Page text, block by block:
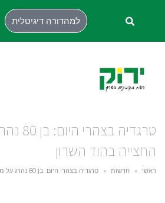
למהדורה דיגיטלית
טרגדיה
החצייה בהוד השרון
ראשי » חדשות » טרגדיה בצהרי היום: בן 80 נהרג על מעבר החצייה בהוד השרון